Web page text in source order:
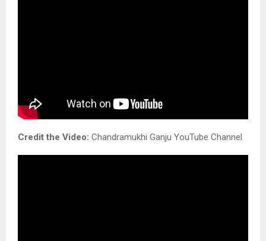
Credit the Video: Chandramukhi Ganju YouTube Channel